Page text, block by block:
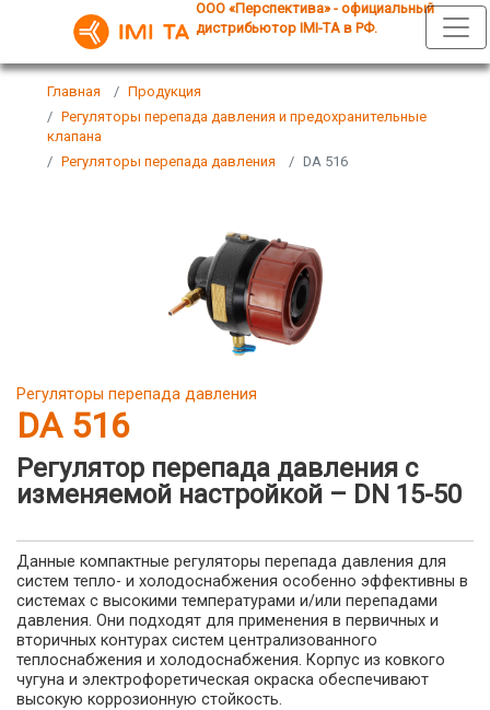
ООО «Перспектива» - официальный
дистрибьютор IMI-TA в РФ.
Главная
Продукция
Регуляторы перепада давления и предохранительные
клапана
Регуляторы перепада давления
DA 516
Регуляторы перепада давления
DA 516
Регулятор перепада давления с
изменяемой настройкой – DN 15-50
Данные компактные регуляторы перепада давления для
систем тепло- и холодоснабжения особенно эффективны в
системах с высокими температурами и/или перепадами
давления. Они подходят для применения в первичных и
вторичных контурах систем централизованного
теплоснабжения и холодоснабжения. Корпус из ковкого
чугуна и электрофоретическая окраска обеспечивают
высокую коррозионную стойкость.